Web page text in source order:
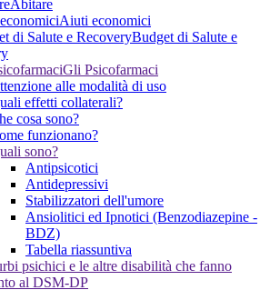
Abitare
Aiuti economici
Budget di Salute e
Gli Psicofarmaci
alle modalità di uso
effetti collaterali?
cosa sono?
funzionano?
sono?
Antipsicotici
Antidepressivi
Stabilizzatori dell'umore
Ansiolitici ed Ipnotici (Benzodiazepine -
BDZ)
Tabella riassuntiva